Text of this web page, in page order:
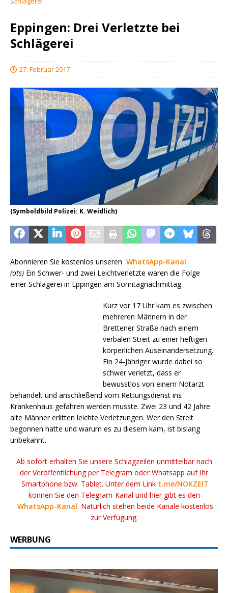
Eppingen: Drei Verletzte bei
Schlägerei
27. Februar 2017
(Symboldbild Polizei: K. Weidlich)
Abonnieren Sie kostenlos unseren WhatsApp-Kanal.
(ots) Ein Schwer- und zwei Leichtverletzte waren die Folge
einer Schlägerei in Eppingen am Sonntagnachmittag.
Kurz vor 17 Uhr kam es zwischen
mehreren Männern in der
Brettener Straße nach einem
verbalen Streit zu einer heftigen
körperlichen Auseinandersetzung.
Ein 24-Jähriger wurde dabei so
schwer verletzt, dass er
bewusstlos von einem Notarzt
behandelt und anschließend vom Rettungsdienst ins
Krankenhaus gefahren werden musste. Zwei 23 und 42 Jahre
alte Männer erlitten leichte Verletzungen. Wer den Streit
begonnen hatte und warum es zu diesem kam, ist bislang
unbekannt.
Ab sofort erhalten Sie unsere Schlagzeilen unmittelbar nach
der Veröffentlichung per Telegram oder Whatsapp auf Ihr
Smartphone bzw. Tablet. Unter dem Link t.me/NOKZEIT
können Sie den Telegram-Kanal und hier gibt es den
WhatsApp-Kanal. Natürlich stehen beide Kanäle kostenlos
zur Verfügung.
WERBUNG